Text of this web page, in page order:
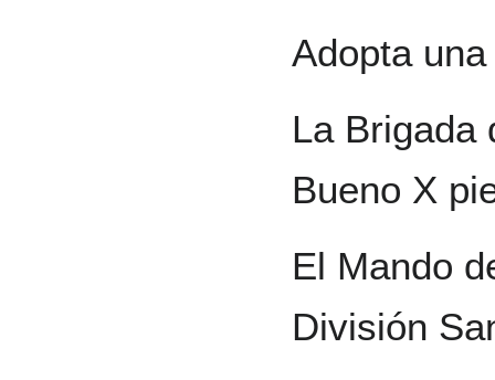
Adopta
La Brigada
Bueno X
El Mando
División